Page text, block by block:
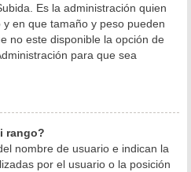
Es la administración quien
en que tamaño y peso pueden
no este disponible la opción de
para que sea
rango?
nombre de usuario e indican la
por el usuario o la posición